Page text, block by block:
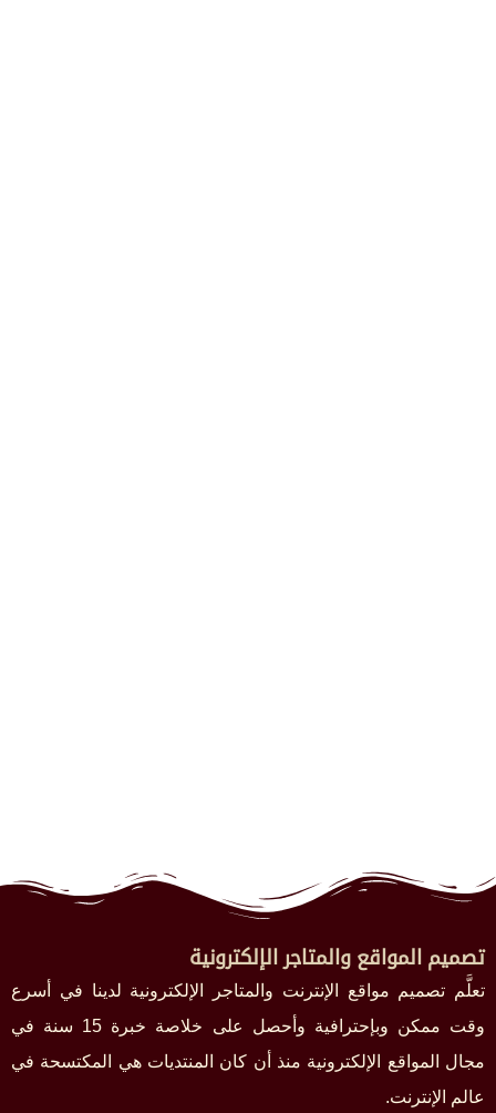
تصميم المواقع والمتاجر الإلكترونية
تعلَّم تصميم مواقع الإنترنت والمتاجر الإلكترونية لدينا في أسرع
وقت ممكن وبإحترافية وأحصل على خلاصة خبرة 15 سنة في
مجال المواقع الإلكترونية منذ أن كان المنتديات هي المكتسحة في
عالم الإنترنت.